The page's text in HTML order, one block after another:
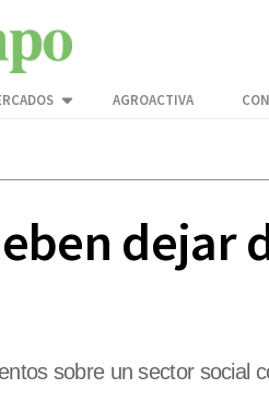
AGROACTIVA
dejar
sobre un sector social